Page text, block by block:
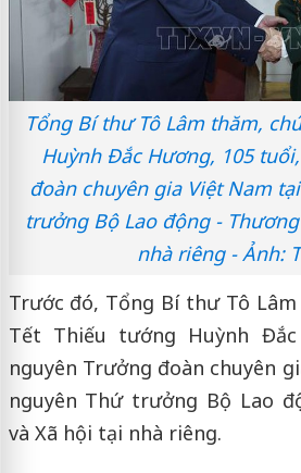
Tổng Bí thư Tô Lâm thăm,
Huỳnh Đắc Hương, 105
đoàn chuyên gia Việt Nam
trưởng Bộ Lao động -
nhà riêng - Ảnh:
Trước đó, Tổng Bí thư Tô
Tết Thiếu tướng Huỳnh
nguyên Trưởng đoàn chuyên
nguyên Thứ trưởng Bộ Lao
và Xã hội tại nhà riêng.